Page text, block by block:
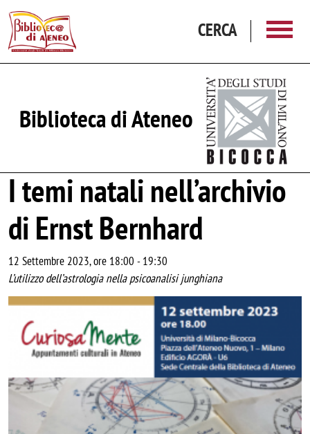
CERCA
Biblioteca di Ateneo
I temi natali nell’archivio
di Ernst Bernhard
12 Settembre 2023, ore 18:00 -19:30
L’utilizzo dell’astrologia nella psicoanalisi junghiana
Image